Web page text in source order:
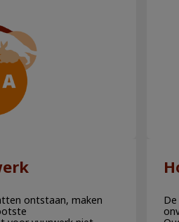
ontstaan, maken